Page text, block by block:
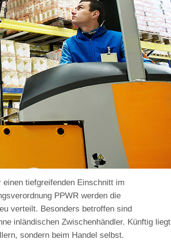
tiefgreifenden Einschnitt im
PPWR werden die
verteilt. Besonders betroffen sind
inländischen Zwischenhändler. Künftig liegt
sondern beim Handel selbst.